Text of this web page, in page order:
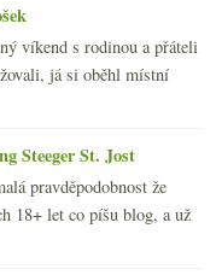
víkend s rodinou a přáteli
já si oběhl místní
Steeger St. Jost
pravděpodobnost že
18+ let co píšu blog, a už